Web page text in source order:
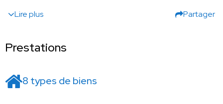
Lire plus
Partager
Prestations
8 types de biens